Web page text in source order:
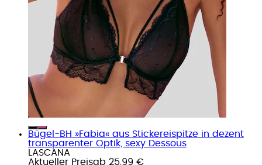
Bügel-BH »Fabia« aus Stickereispitze in dezent
transparenter Optik, sexy Dessous
LASCANA
Aktueller Preisab 25,99 €